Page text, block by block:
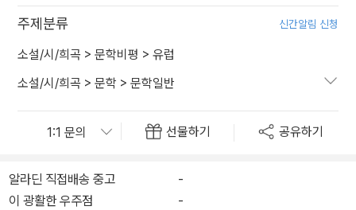
주제분류 신간알림 신청
소설/시/희곡 > 문학비평 > 유럽
소설/시/희곡 > 문학 > 문학일반
선물하기 공유하기
알라딘 직접배송 중고
-
이 광활한 우주점
-